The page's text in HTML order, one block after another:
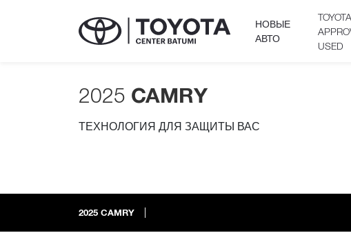
НОВЫЕ
АВТО
TOYOTA
USED
2025 CAMRY
ТЕХНОЛОГИЯ ДЛЯ ЗАЩИТЫ ВАС
2025 CAMRY